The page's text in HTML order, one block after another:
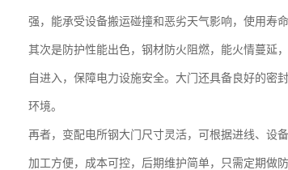
强，能承受设备搬运碰撞和恶劣天气影响，使用寿
其次是防护性能出色，钢材防火阻燃，能火情蔓延
自进入，保障电力设施安全。大门还具备良好的密
环境。
再者，变配电所钢大门尺寸灵活，可根据进线、设
加工方便，成本可控，后期维护简单，只需定期做